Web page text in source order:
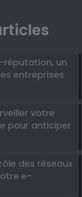
réputation, un
entreprises
votre
pour anticiper
des réseaux
e-